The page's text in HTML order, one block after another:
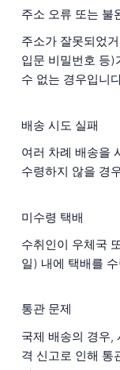
주소 오류 또는 불
주소가 잘못되었
입문 비밀번호 등)
수 없는 경우입니
배송 시도 실패
여러 차례 배송을
수령하지 않을 경
미수령 택배
수취인이 우체국
일) 내에 택배를
통관 문제
국제 배송의 경우,
격 신고로 인해 통